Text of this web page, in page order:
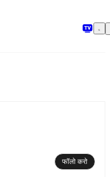
फॉलो करो